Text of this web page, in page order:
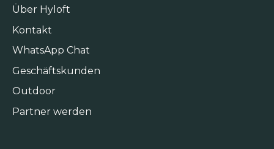
Über Hyloft
Kontakt
WhatsApp Chat
Geschäftskunden
Outdoor
Partner werden